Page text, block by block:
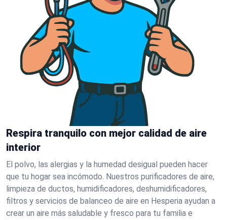
Respira tranquilo con mejor calidad de aire
interior
El polvo, las alergias y la humedad desigual pueden hacer
que tu hogar sea incómodo. Nuestros purificadores de aire,
limpieza de ductos, humidificadores, deshumidificadores,
filtros y servicios de balanceo de aire en Hesperia ayudan a
crear un aire más saludable y fresco para tu familia e